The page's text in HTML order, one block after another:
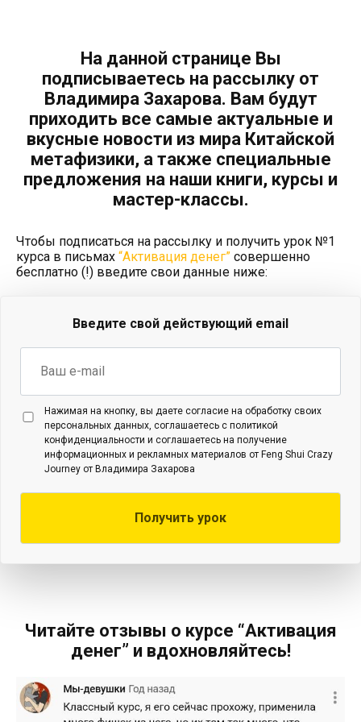
На данной странице Вы
подписываетесь на рассылку от
Владимира Захарова. Вам будут
приходить все самые актуальные и
вкусные новости из мира Китайской
метафизики, а также специальные
предложения на наши книги, курсы и
мастер-классы.
Чтобы подписаться на рассылку и получить урок №1
курса в письмах“Активация денег” совершенно
бесплатно (!) введите свои данные ниже:
Введите свой действующий email
mail
Нажимая
на
кнопку,
даете
на
персональных
данных,
конфиденциальности
соглашаетесь
получение
информационных
Нажимая на кнопку, вы даете согласие на обработку своих
персональных данных, соглашаетесь с политикой
конфиденциальности и соглашаетесь на получение
информационных и рекламных материалов от Feng Shui Crazy
Journey от Владимира Захарова
Читайте отзывы о курсе “Активация
денег” и вдохновляйтесь!